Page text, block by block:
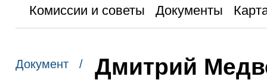
Комиссии и советы
Документы
Документ /
Дмитрий